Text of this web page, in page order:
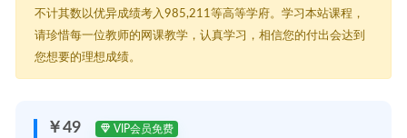
不计其数以优异成绩考入985,211等高等学府。学习本站课程，
请珍惜每一位教师的网课教学，认真学习，相信您的付出会达到
您想要的理想成绩。
￥49 VIP会员免费